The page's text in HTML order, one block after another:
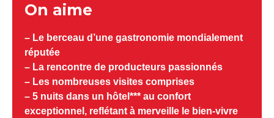
On aime
– Le berceau d’une gastronomie mondialement
réputée
– La rencontre de producteurs passionnés
– Les nombreuses visites comprises
– 5 nuits dans un hôtel*** au confort
exceptionnel, reflétant à merveille le bien-vivre